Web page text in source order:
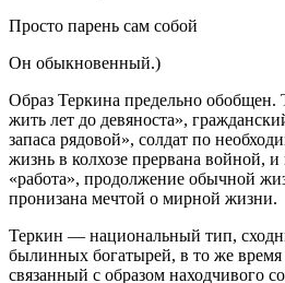
Просто парень сам собой
Он обыкновенный.)
Образ Теркина предельно
жить лет до девяноста»,
запаса рядовой», солдат по
жизнь в колхозе прервана войной,
«работа», продолжение обычной
пронизана мечтой о мирной жизни.
Теркин — национальный тип,
былинных богатырей, в то же время
связанный с образом находчивого